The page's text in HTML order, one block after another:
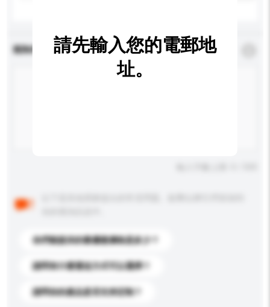
查詢內容 *必須填寫
你們能提供的最優惠價格是多少？
請問有什麼運送方式可以選擇？
請問你的產品是否支持定制？
請先輸入您的電郵地
址。